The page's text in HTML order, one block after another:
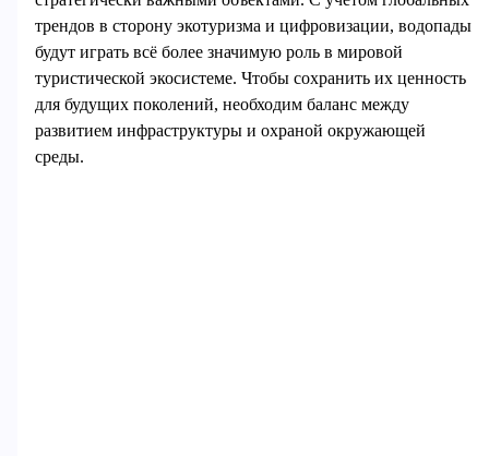
трендов в сторону экотуризма и цифровизации, водопады
будут играть всё более значимую роль в мировой
туристической экосистеме. Чтобы сохранить их ценность
для будущих поколений, необходим баланс между
развитием инфраструктуры и охраной окружающей
среды.